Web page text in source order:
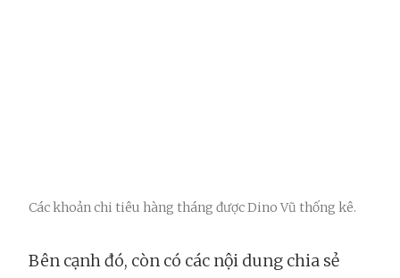
Các khoản chi tiêu hàng tháng được Dino Vũ thống kê.
Bên cạnh đó, còn có các nội dung chia sẻ